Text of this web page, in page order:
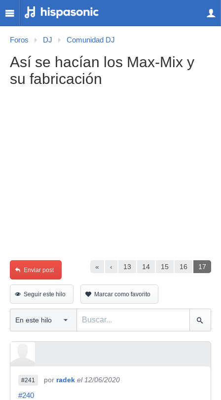
Foros DJ Comunidad DJ
Así se hacían los Max-Mix y
su fabricación
« ‹ 13 14 15 16 17
Enviar post
Seguir este hilo Marcar como favorito
#241 por radek el 12/06/2020
#240